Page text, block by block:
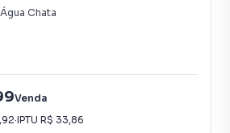
Água Chata
Venda
·IPTU R$ 33,86